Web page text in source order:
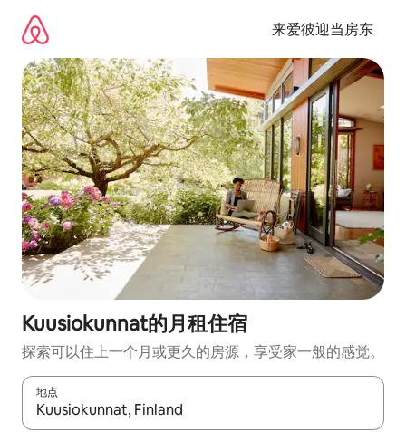
来爱彼迎当房东
Kuusiokunnat的月租住宿
探索可以住上一个月或更久的房源，享受家一般的感觉。
地点
如有搜索结果，请使用上下方向键查看，或通过点击或滑动手势